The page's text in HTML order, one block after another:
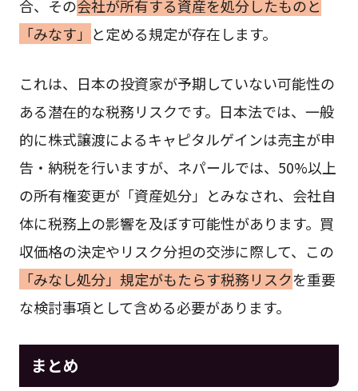
合、その会社が所有する資産を処分したものと
「みなす」 と定める規定が存在します。
これは、日本の投資家が予期していない可能性の
ある潜在的な税務リスクです。日本法では、一般
的に株式譲渡によるキャピタルゲインは売主が申
告・納税を行いますが、ネパールでは、50%以上
の所有権変更が「資産処分」とみなされ、会社自
体に税務上の影響を及ぼす可能性があります。買
収価格の決定やリスク分担の交渉に際して、この
「みなし処分」規定がもたらす税務リスクを重要
な検討事項として含める必要があります。
まとめ